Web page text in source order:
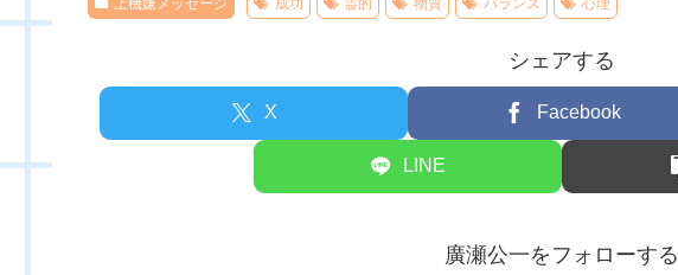
上機嫌メッセージ 成功 霊的 物質 バランス 心理
シェアする
X Facebook
LINE
廣瀬公一をフォローする